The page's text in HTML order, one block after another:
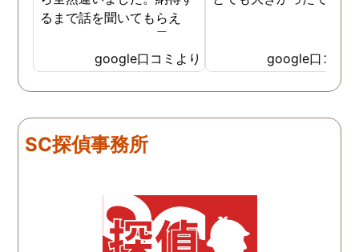
るまで話を聞いてもらえ
て、ここならという思いで
依頼しました。代表さんが
私と一緒に戦ってくれてる
感じがして、心強かったで
現在離婚調停中です。弁護
士さんも紹介してもらえて
google口コミより google口コミ
SC探偵事務所